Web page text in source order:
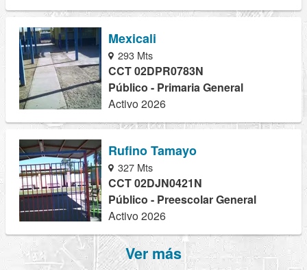
Mexicali
293 Mts
CCT 02DPR0783N
Público - Primaria General
Activo 2026
Rufino Tamayo
327 Mts
CCT 02DJN0421N
Público - Preescolar General
Activo 2026
Ver más